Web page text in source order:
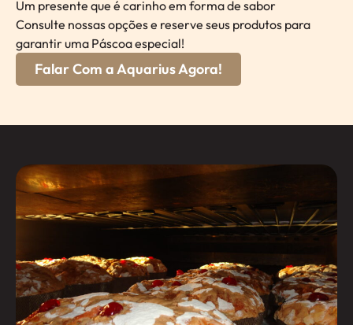
Um presente que é carinho em forma de sabor
Consulte nossas opções e reserve seus produtos para
garantir uma Páscoa especial!
Falar Com a Aquarius Agora!